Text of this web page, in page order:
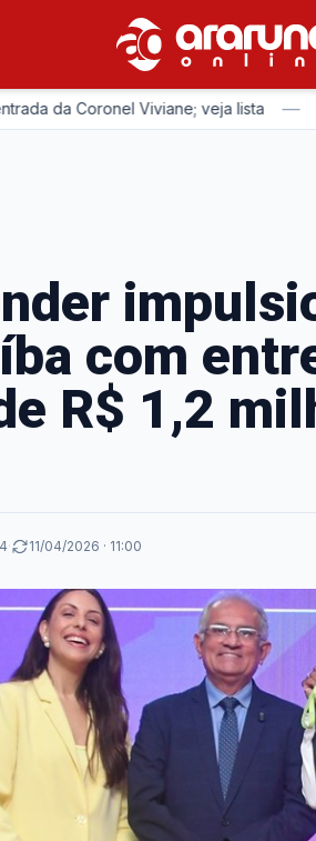
Coronel Viviane; veja lista —
com
R$ 1,2
· 11/04/2026 · 11:00